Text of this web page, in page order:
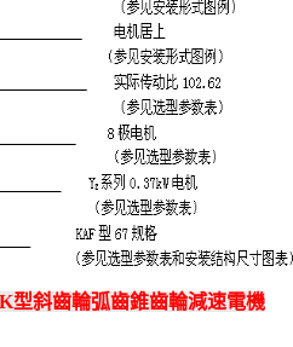
型斜齒輪弧齒錐齒輪減速電機